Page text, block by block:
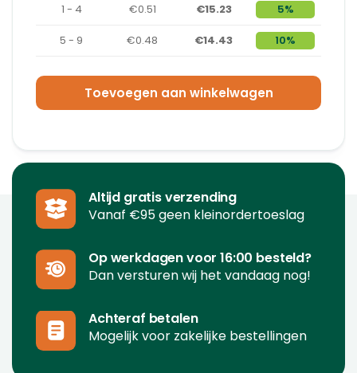
1 - 4 €0.51 €15.23 5%
5 - 9 €0.48 €14.43 10%
Toevoegen aan winkelwagen
Altijd gratis verzending
Vanaf €95 geen kleinordertoeslag
Op werkdagen voor 16:00 besteld?
Dan versturen wij het vandaag nog!
Achteraf betalen
Mogelijk voor zakelijke bestellingen